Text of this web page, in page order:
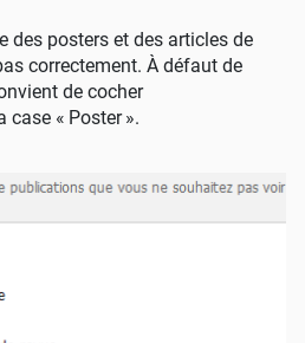
des posters et des articles de
correctement. À défaut de
de cocher
case « Poster ».